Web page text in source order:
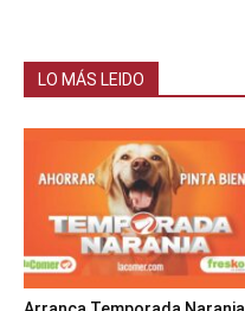
LO MÁS LEIDO